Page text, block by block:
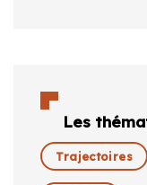
Les
Trajectoires